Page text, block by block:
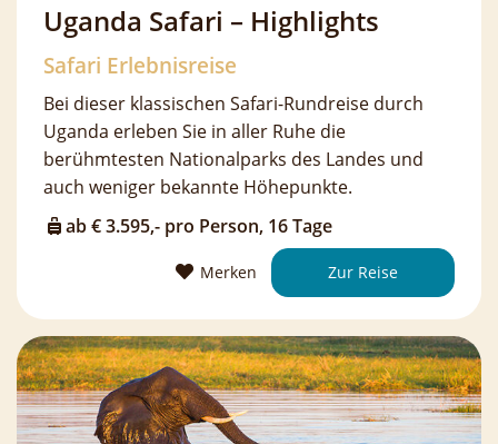
Uganda Safari – Highlights
Safari Erlebnisreise
Bei dieser klassischen Safari-Rundreise durch
Uganda erleben Sie in aller Ruhe die
berühmtesten Nationalparks des Landes und
auch weniger bekannte Höhepunkte.
ab € 3.595,- pro Person, 16 Tage
Merken Zur Reise